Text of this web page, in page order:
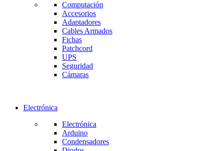
Computación
Accesorios
Adaptadores
Cables Armados
Fichas
Patchcord
UPS
Seguridad
Cámaras
Electrónica
Electrónica
Arduino
Condensadores